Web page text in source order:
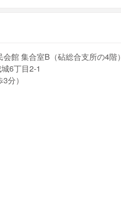
館 集合室B（砧総合支所の4階）
6丁目2-1
分）